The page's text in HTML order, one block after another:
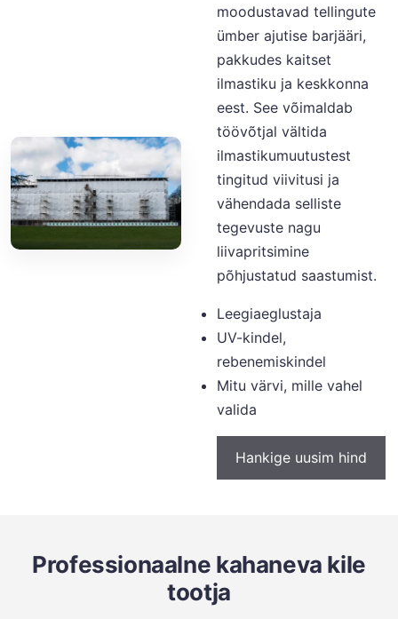
moodustavad tellingute
ümber ajutise barjääri,
pakkudes kaitset
ilmastiku ja keskkonna
eest. See võimaldab
töövõtjal vältida
ilmastikumuutustest
tingitud viivitusi ja
vähendada selliste
tegevuste nagu
liivapritsimine
põhjustatud saastumist.
Leegiaeglustaja
UV-kindel,
rebenemiskindel
Mitu värvi, mille vahel
valida
Hankige uusim hind
Professionaalne kahaneva kile
tootja